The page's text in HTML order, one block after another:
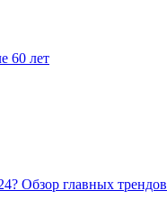
60 лет
Обзор главных трендов